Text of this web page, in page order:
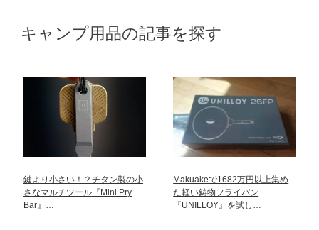
キャンプ用品の記事を探す
鍵より小さい！？チタン製の小
さなマルチツール『Mini Pry
Bar』…
Makuakeで1682万円以上集め
た軽い鋳物フライパン
『UNILLOY』を試し…